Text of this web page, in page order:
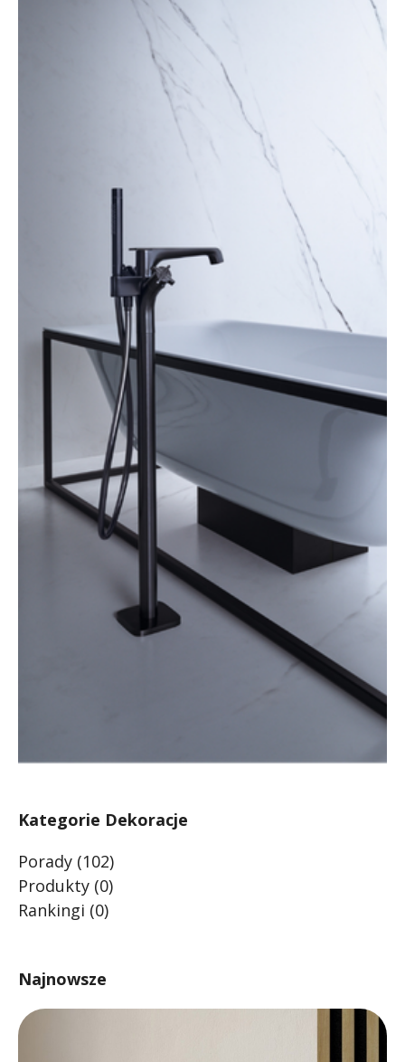
Kategorie Dekoracje
Porady (102)
Produkty (0)
Rankingi (0)
Najnowsze